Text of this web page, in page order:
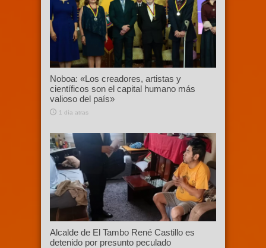
Noboa: «Los creadores, artistas y
científicos son el capital humano más
valioso del país»
1 día atras
Alcalde de El Tambo René Castillo es
detenido por presunto peculado